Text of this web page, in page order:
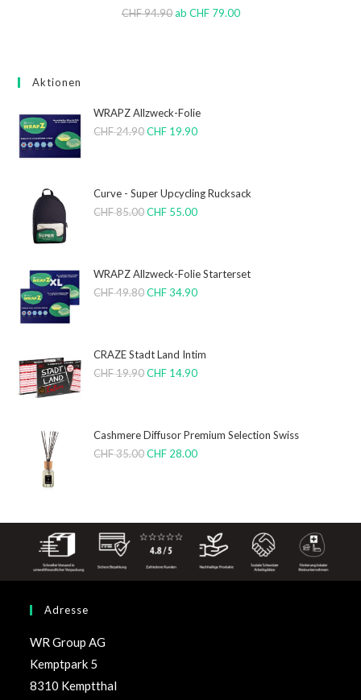
CHF94.90 ab CHF79.00
Aktionen
WRAPZ Allzweck-Folie
CHF24.90 CHF 19.90
Curve - Super Upcycling Rucksack
CHF85.00 CHF 55.00
WRAPZ Allzweck-Folie Starterset
CHF49.80 CHF34.90
CRAZE Stadt Land Intim
CHF19.90 CHF 14.90
Cashmere Diffusor Premium Selection Swiss
CHF35.00 CHF 28.00
Adresse
WR Group AG
Kemptpark 5
8310 Kemptthal